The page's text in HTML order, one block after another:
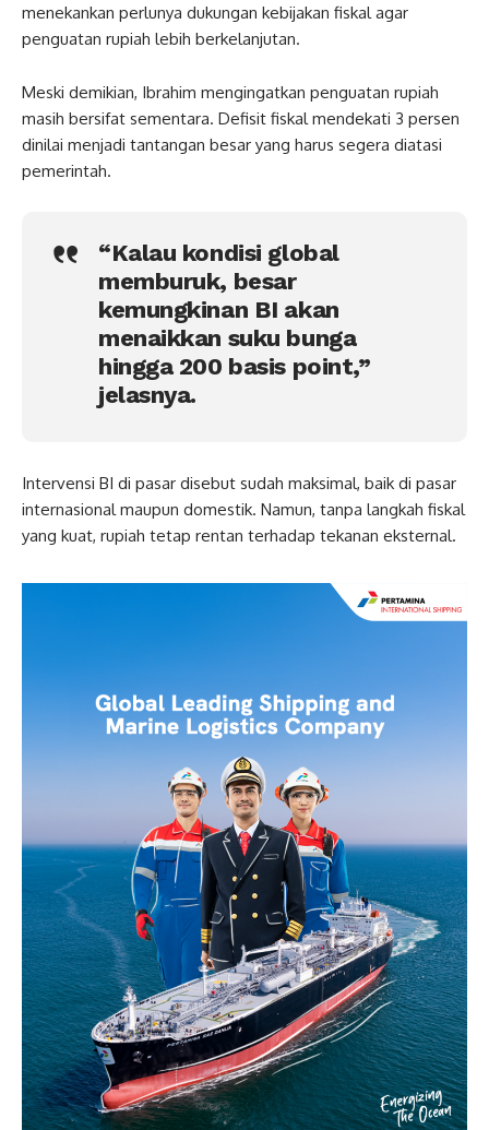
menekankan perlunya dukungan kebijakan fiskal agar
penguatan rupiah lebih berkelanjutan.
Meski demikian, Ibrahim mengingatkan penguatan rupiah
masih bersifat sementara. Defisit fiskal mendekati 3 persen
dinilai menjadi tantangan besar yang harus segera diatasi
pemerintah.
“Kalau kondisi global
memburuk, besar
kemungkinan BI akan
menaikkan suku bunga
hingga 200 basis point,”
jelasnya.
Intervensi BI di pasar disebut sudah maksimal, baik di pasar
internasional maupun domestik. Namun, tanpa langkah fiskal
yang kuat, rupiah tetap rentan terhadap tekanan eksternal.